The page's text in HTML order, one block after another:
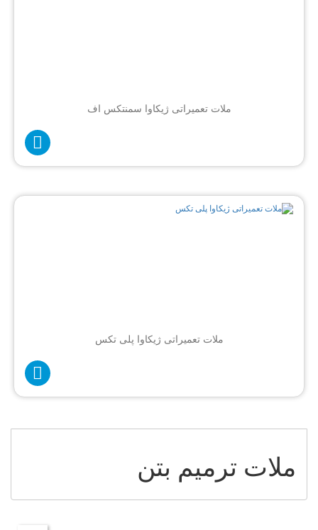
ملات تعمیراتی ژیکاوا سمنتکس اف
ملات تعمیراتی ژیکاوا پلی تکس
ملات ترمیم بتن